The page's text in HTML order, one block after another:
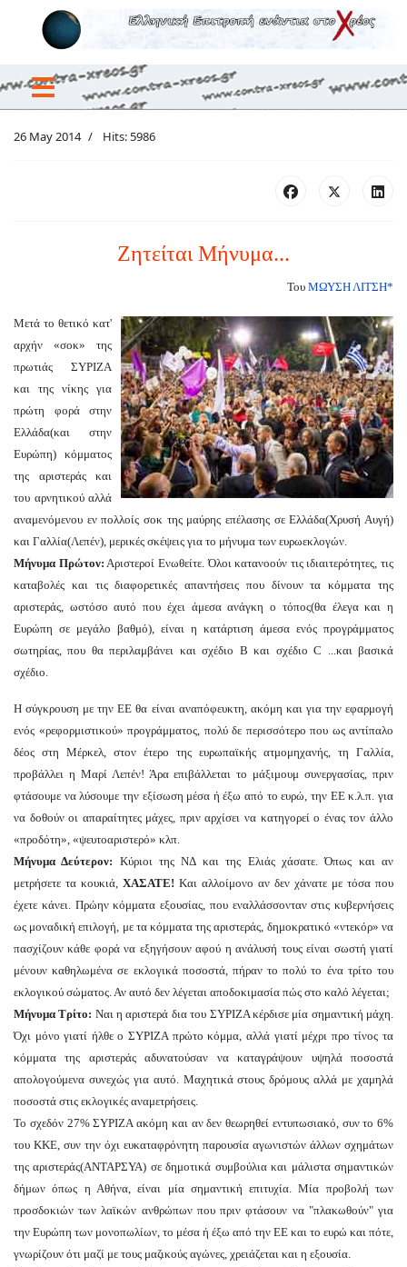
26 May 2014 Hits: 5986
Ζητείται Μήνυμα...
Του ΜΩΥΣΗ ΛΙΤΣΗ*
Μετά το θετικό κατ'
αρχήν «σοκ» της
πρωτιάς ΣΥΡΙΖΑ
και της νίκης για
πρώτη φορά στην
Ελλάδα(και στην
Ευρώπη) κόμματος
της αριστεράς και
του αρνητικού αλλά
αναμενόμενου εν πολλοίς σοκ της μαύρης επέλασης σε Ελλάδα(Χρυσή Αυγή)
και Γαλλία(Λεπέν), μερικές σκέψεις για το μήνυμα των ευρωεκλογών.
Μήνυμα Πρώτον: Αριστεροί Ενωθείτε. Όλοι κατανοούν τις ιδιαιτερότητες, τις
καταβολές και τις διαφορετικές απαντήσεις που δίνουν τα κόμματα της
αριστεράς, ωστόσο αυτό που έχει άμεσα ανάγκη ο τόπος(θα έλεγα και η
Ευρώπη σε μεγάλο βαθμό), είναι η κατάρτιση άμεσα ενός προγράμματος
σωτηρίας, που θα περιλαμβάνει και σχέδιο Β και σχέδιο C ...και βασικά
σχέδιο.
Η σύγκρουση με την ΕΕ θα είναι αναπόφευκτη, ακόμη και για την εφαρμογή
ενός «ρεφορμιστικού» προγράμματος, πολύ δε περισσότερο που ως αντίπαλο
δέος στη Μέρκελ, στον έτερο της ευρωπαϊκής ατμομηχανής, τη Γαλλία,
προβάλλει η Μαρί Λεπέν! Άρα επιβάλλεται το μάξιμουμ συνεργασίας, πριν
φτάσουμε να λύσουμε την εξίσωση μέσα ή έξω από το ευρώ, την ΕΕ κ.λ.π. για
να δοθούν οι απαραίτητες μάχες, πριν αρχίσει να κατηγορεί ο ένας τον άλλο
«προδότη», «ψευτοαριστερό» κλπ.
Μήνυμα Δεύτερον: Κύριοι της ΝΔ και της Ελιάς χάσατε. Όπως και αν
μετρήσετε τα κουκιά, ΧΑΣΑΤΕ! Και αλλοίμονο αν δεν χάνατε με τόσα που
έχετε κάνει. Πρώην κόμματα εξουσίας, που εναλλάσσονταν στις κυβερνήσεις
ως μοναδική επιλογή, με τα κόμματα της αριστεράς, δημοκρατικό «ντεκόρ» να
πασχίζουν κάθε φορά να εξηγήσουν αφού η ανάλυσή τους είναι σωστή γιατί
μένουν καθηλωμένα σε εκλογικά ποσοστά, πήραν το πολύ το ένα τρίτο του
εκλογικού σώματος. Αν αυτό δεν λέγεται αποδοκιμασία πώς στο καλό λέγεται;
Μήνυμα Τρίτο: Ναι η αριστερά δια του ΣΥΡΙΖΑ κέρδισε μία σημαντική μάχη.
Όχι μόνο γιατί ήλθε ο ΣΥΡΙΖΑ πρώτο κόμμα, αλλά γιατί μέχρι προ τίνος τα
κόμματα της αριστεράς αδυνατούσαν να καταγράψουν υψηλά ποσοστά
απολογούμενα συνεχώς για αυτό. Μαχητικά στους δρόμους αλλά με χαμηλά
ποσοστά στις εκλογικές αναμετρήσεις.
Το σχεδόν 27% ΣΥΡΙΖΑ ακόμη και αν δεν θεωρηθεί εντυπωσιακό, συν το 6%
του ΚΚΕ, συν την όχι ευκαταφρόνητη παρουσία αγωνιστών άλλων σχημάτων
της αριστεράς(ΑΝΤΑΡΣΥΑ) σε δημοτικά συμβούλια και μάλιστα σημαντικών
δήμων όπως η Αθήνα, είναι μία σημαντική επιτυχία. Μία προβολή των
προσδοκιών των λαϊκών ανθρώπων που πριν φτάσουν να "πλακωθούν" για
την Ευρώπη των μονοπωλίων, το μέσα ή έξω από την ΕΕ και το ευρώ και πότε,
γνωρίζουν ότι μαζί με τους μαζικούς αγώνες, χρειάζεται και η εξουσία.